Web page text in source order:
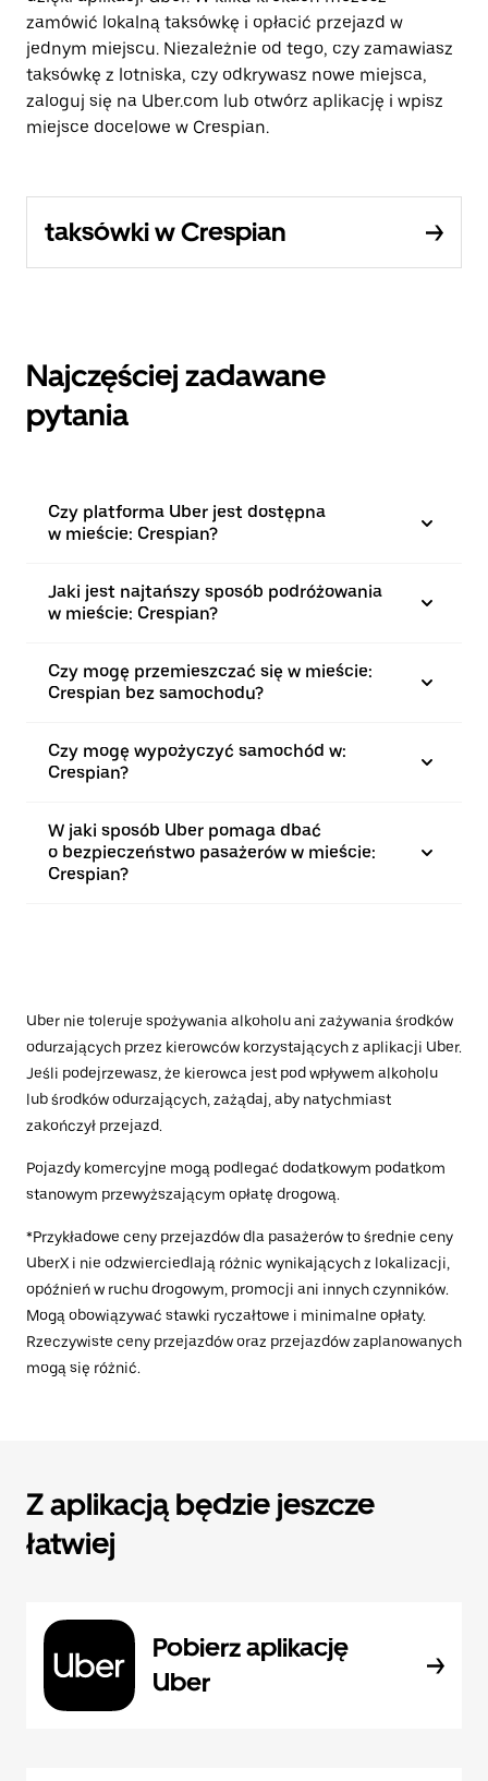
zamówić lokalną taksówkę i opłacić przejazd w
jednym miejscu. Niezależnie od tego, czy zamawiasz
taksówkę z lotniska, czy odkrywasz nowe miejsca,
zaloguj się na Uber.com lub otwórz aplikację i wpisz
miejsce docelowe w Crespian.
taksówki w Crespian
Najczęściej zadawane
pytania
Czy platforma Uber jest dostępna
w mieście: Crespian?
Jaki jest najtańszy sposób podróżowania
w mieście: Crespian?
Czy mogę przemieszczać się w mieście:
Crespian bez samochodu?
Czy mogę wypożyczyć samochód w:
Crespian?
W jaki sposób Uber pomaga dbać
o bezpieczeństwo pasażerów w mieście:
Crespian?
Uber nie toleruje spożywania alkoholu ani zażywania środków
odurzających przez kierowców korzystających z aplikacji Uber.
Jeśli podejrzewasz, że kierowca jest pod wpływem alkoholu
lub środków odurzających, zażądaj, aby natychmiast
zakończył przejazd.
Pojazdy komercyjne mogą podlegać dodatkowym podatkom
stanowym przewyższającym opłatę drogową.
*Przykładowe ceny przejazdów dla pasażerów to średnie ceny
UberX i nie odzwierciedlają różnic wynikających z lokalizacji,
opóźnień w ruchu drogowym, promocji ani innych czynników.
Mogą obowiązywać stawki ryczałtowe i minimalne opłaty.
Rzeczywiste ceny przejazdów oraz przejazdów zaplanowanych
mogą się różnić.
Z aplikacją będzie jeszcze
łatwiej
Pobierz aplikację
Uber